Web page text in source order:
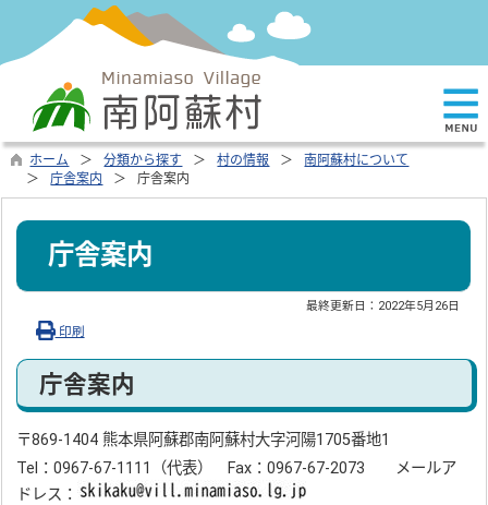
ホーム 分類から探す 村の情報
南阿蘇村について
庁舎案内
庁舎案内
庁舎案内
最終更新日： 2022年5月26日
印刷
庁舎案内
〒869-1404 熊本県阿蘇郡南阿蘇村大字河陽1705番地1
Tel：0967-67-1111（代表） Fax：0967-67-2073 メールア
ドレス：